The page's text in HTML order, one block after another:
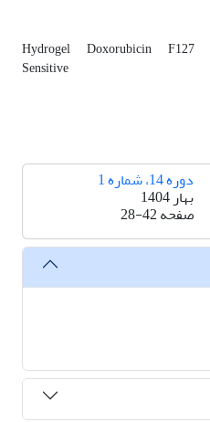
Hydrogel Doxorubicin F127
Sensitive
دوره 14، شماره 1
بهار 1404
صفحه28-42